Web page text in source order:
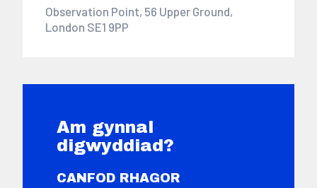
Observation Point, 56 Upper Ground,
London SE1 9PP
Am gynnal
digwyddiad?
CANFOD RHAGOR